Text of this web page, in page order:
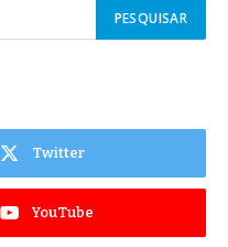
Twitter
YouTube